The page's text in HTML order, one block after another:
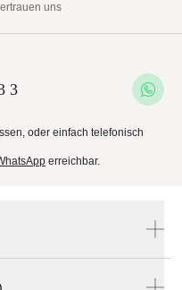
uns
3
oder einfach telefonisch
erreichbar.